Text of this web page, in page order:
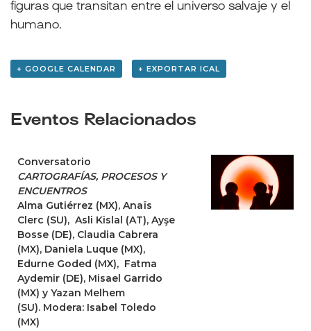
figuras que transitan entre el universo salvaje y el
humano.
+ GOOGLE CALENDAR + EXPORTAR ICAL
Eventos Relacionados
Conversatorio
CARTOGRAFÍAS, PROCESOS Y
ENCUENTROS
Alma Gutiérrez (MX), Anaïs
Clerc (SU), Asli Kislal (AT), Ayşe
Bosse (DE), Claudia Cabrera
(MX), Daniela Luque (MX),
Edurne Goded (MX), Fatma
Aydemir (DE), Misael Garrido
(MX) y Yazan Melhem
(SU). Modera: Isabel Toledo
(MX)